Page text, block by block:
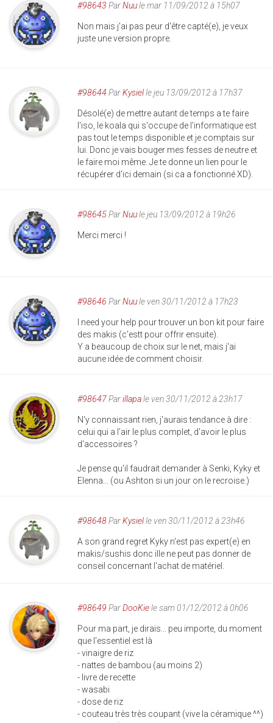
#98643 ParNuule mar 11/09/2012 à 15h07
Non mais j'ai pas peur d'être capté(e), je veux
juste une version propre.
#98644 ParKysielle jeu 13/09/2012 à 17h37
Désolé(e) de mettre autant de temps a te faire
l'iso, le koala qui s'occupe de l'informatique est
pas tout le temps disponible et je comptais sur
lui. Donc je vais bouger mes fesses de neutre et
le faire moi même. Je te donne un lien pour le
récupérer d'ici demain (si ca a fonctionné XD).
#98645ParNuule jeu 13/09/2012 à 19h26
Merci merci !
#98646 ParNuule ven 30/11/2012 à 17h23
I need your help pour trouver un bon kit pour faire
des makis (c'estt pour offrir ensuite).
Y a beaucoup de choix sur le net, mais j'ai
aucune idée de comment choisir.
#98647Parillapale ven 30/11/2012 à 23h17
N'y connaissant rien, j'aurais tendance à dire :
celui qui a l'air le plus complet, d'avoir le plus
d'accessoires ?
Je pense qu'il faudrait demander à Senki, Kyky et
Elenna... (ou Ashton si un jour on le recroise.)
#98648ParKysielle ven 30/11/2012 à 23h46
A son grand regret Kyky n'est pas expert(e) en
makis/sushis donc ille ne peut pas donner de
conseil concernant l'achat de matériel.
#98649 ParDooKiele sam 01/12/2012 à 0h06
Pour ma part, je dirais... peu importe, du moment
que l'essentiel est là
- vinaigre de riz
- nattes de bambou (au moins 2)
- livre de recette
- wasabi
- dose de riz
- couteau très très coupant (vive la céramique ^^)